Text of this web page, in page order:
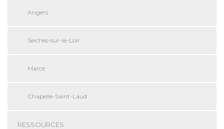
Angers
Seiches-sur-le-Loir
Marcé
Chapelle-Saint-Laud
RESSOURCES